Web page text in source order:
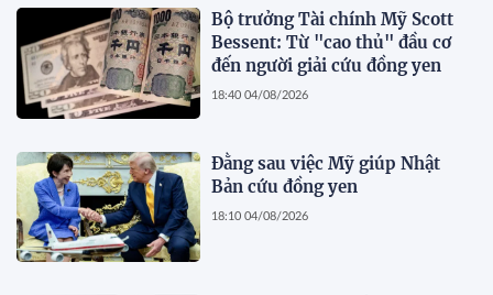
Bộ trưởng Tài chính Mỹ Scott
Bessent: Từ "cao thủ" đầu cơ
đến người giải cứu đồng yen
18:40 04/08/2026
Đằng sau việc Mỹ giúp Nhật
Bản cứu đồng yen
18:10 04/08/2026